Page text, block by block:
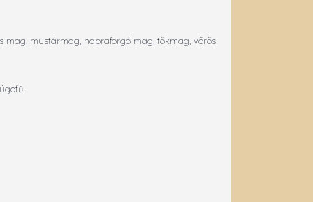
mag, mustármag, napraforgó mag, tökmag, vörös